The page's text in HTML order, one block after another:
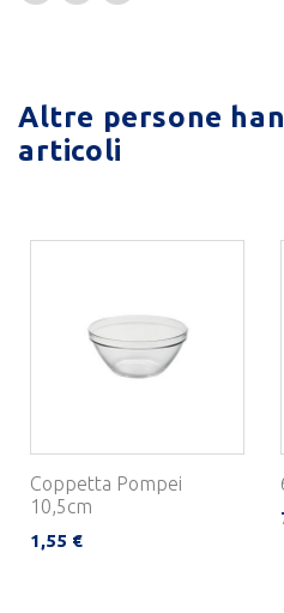
Altre persone
articoli
Coppetta Pompei
10,5cm
1,55 €